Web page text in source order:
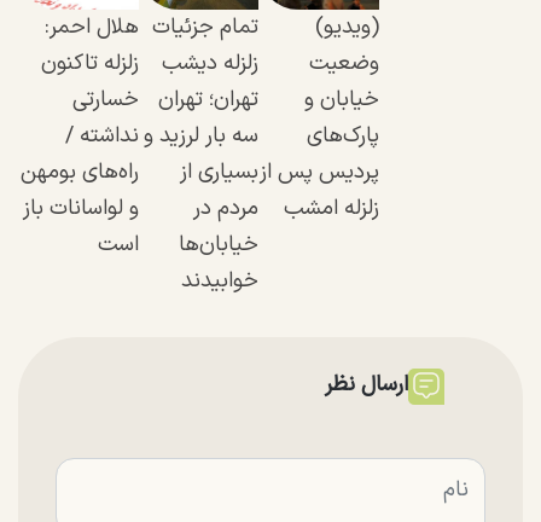
(ویدیو)
وضعیت
خیابان و
پارک‌های
پردیس پس از
زلزله امشب
تمام جزئیات
زلزله دیشب
تهران؛ تهران
سه بار لرزید و
بسیاری از
مردم در
خیابان‌ها
خوابیدند
هلال احمر:
زلزله تاکنون
خسارتی
نداشته /
راه‌های بومهن
و لواسانات باز
است
ارسال نظر